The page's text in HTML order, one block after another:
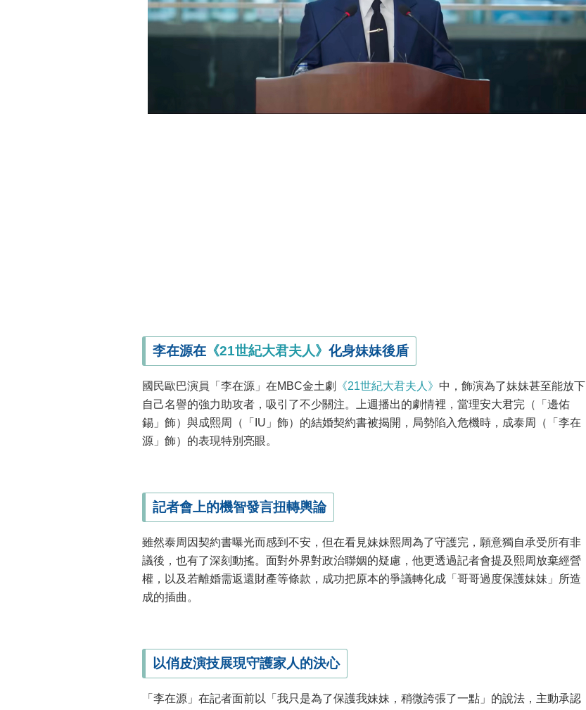
李在源在 《21世紀大君夫人》 化身妹妹後盾
國民歐巴演員「李在源」在MBC金土劇 《21世紀大君夫人》 中，飾演為了妹妹甚至能放下
自己名譽的強力助攻者，吸引了不少關注。上週播出的劇情裡，當理安大君完（「邊佑
錫」飾）與成熙周（「IU」飾）的結婚契約書被揭開，局勢陷入危機時，成泰周（「李在
源」飾）的表現特別亮眼。
記者會上的機智發言扭轉輿論
雖然泰周因契約書曝光而感到不安，但在看見妹妹熙周為了守護完，願意獨自承受所有非
議後，也有了深刻動搖。面對外界對政治聯姻的疑慮，他更透過記者會提及熙周放棄經營
權，以及若離婚需返還財產等條款，成功把原本的爭議轉化成「哥哥過度保護妹妹」所造
成的插曲。
以俏皮演技展現守護家人的決心
「李在源」在記者面前以「我只是為了保護我妹妹，稍微誇張了一點」的說法，主動承認